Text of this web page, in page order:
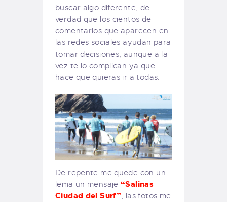
buscar algo diferente, de
verdad que los cientos de
comentarios que aparecen en
las redes sociales ayudan para
tomar decisiones, aunque a la
vez te lo complican ya que
hace que quieras ir a todas.
De repente me quede con un
lema un mensaje“Salinas
Ciudad del Surf”, las fotos me